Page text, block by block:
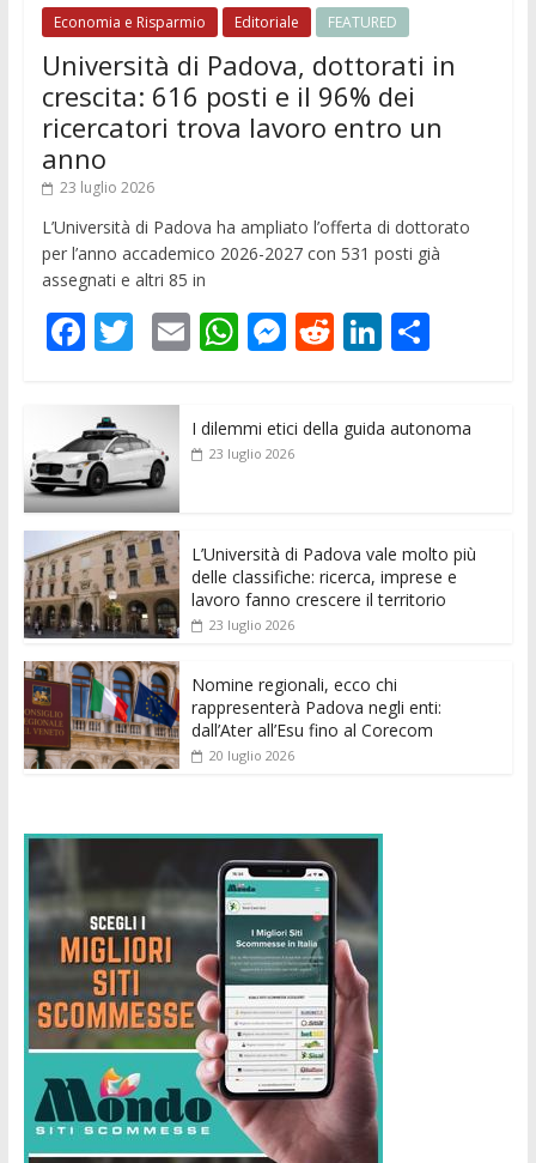
Economia e Risparmio Editoriale FEATURED
Università di Padova, dottorati in
crescita: 616 posti e il 96% dei
ricercatori trova lavoro entro un
anno
23 luglio 2026
L’Università di Padova ha ampliato l’offerta di dottorato
per l’anno accademico 2026-2027 con 531 posti già
assegnati e altri 85 in
F
e
b
o
o
k
T
itt
er
E
ai
l
W
s
p
M
ss
e
er
R
di
Li
e
C
di
I dilemmi etici della guida autonoma
23 luglio 2026
L’Università di Padova vale molto più
delle classifiche: ricerca, imprese e
lavoro fanno crescere il territorio
23 luglio 2026
Nomine regionali, ecco chi
rappresenterà Padova negli enti:
dall’Ater all’Esu fino al Corecom
20 luglio 2026